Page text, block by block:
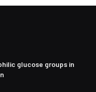
glucose groups in